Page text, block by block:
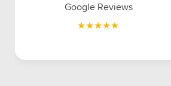
Google Reviews